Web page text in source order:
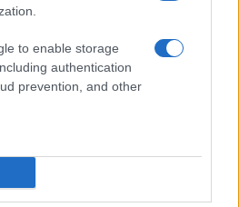
to enable storage
authentication
prevention, and other
Ciclista 71enne